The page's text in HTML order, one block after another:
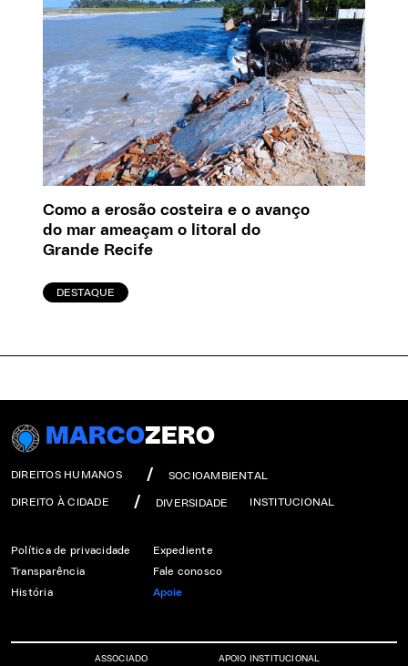
Como a erosão costeira e o avanço
do mar ameaçam o litoral do
Grande Recife
DESTAQUE
MARCOZERO
DIREITOS HUMANOS SOCIOAMBIENTAL
DIREITO À CIDADE DIVERSIDADE INSTITUCIONAL
Política de privacidade
Transparência
História
Expediente
Fale conosco
Apoie
ASSOCIADO APOIO INSTITUCIONAL